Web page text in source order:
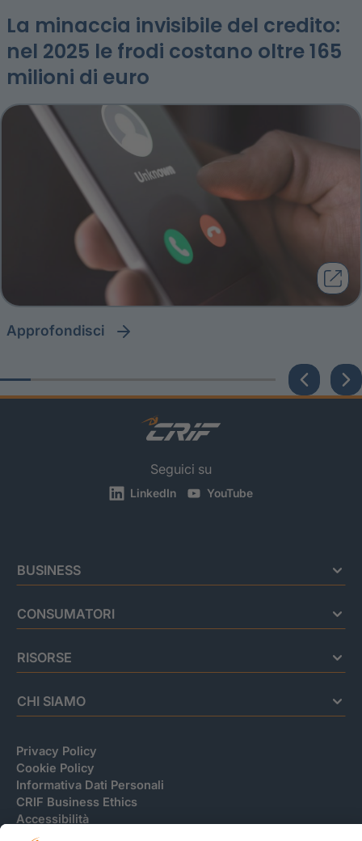
La minaccia invisibile del credito:
nel 2025 le frodi costano oltre 165
milioni di euro
approfondisci
Seguici su
LinkedIn YouTube
BUSINESS
CONSUMATORI
RISORSE
CHI SIAMO
Privacy Policy
Cookie Policy
Informativa Dati Personali
CRIF Business Ethics
Accessibilità
Informativa Privacy Relativa Al Sistema Di Informazioni